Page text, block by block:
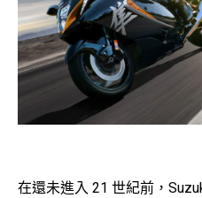
在還未進入 21 世紀前，